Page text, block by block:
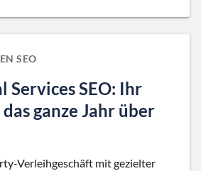
SEO
Services SEO: Ihr
ganze Jahr über
Verleihgeschäft mit gezielter